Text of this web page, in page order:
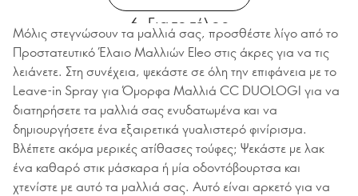
6. Για το τέλος
Μόλις στεγνώσουν τα μαλλιά σας, προσθέστε λίγο από το
Προστατευτικό Έλαιο Μαλλιών Eleo στις άκρες για να τις
λειάνετε. Στη συνέχεια, ψεκάστε σε όλη την επιφάνεια με το
Leave-in Spray για Όμορφα Μαλλιά CC DUOLOGI για να
διατηρήσετε τα μαλλιά σας ενυδατωμένα και να
δημιουργήσετε ένα εξαιρετικά γυαλιστερό φινίρισμα.
Βλέπετε ακόμα μερικές ατίθασες τούφες; Ψεκάστε με λακ
ένα καθαρό στικ μάσκαρα ή μία οδοντόβουρτσα και
χτενίστε με αυτό τα μαλλιά σας. Αυτό είναι αρκετό για να